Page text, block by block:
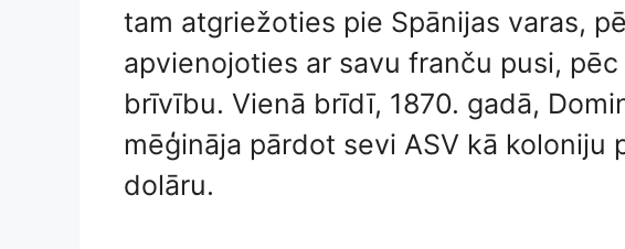
tam atgriežoties pie Spānijas varas,
apvienojoties ar savu franču pusi,
brīvību. Vienā brīdī, 1870. gadā,
mēģināja pārdot sevi ASV kā koloniju
dolāru.